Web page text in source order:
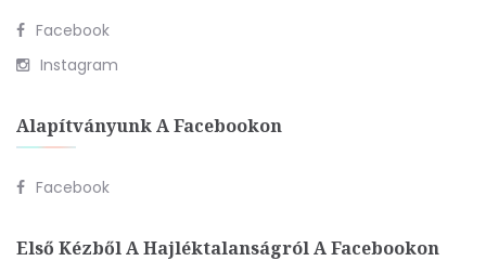
Facebook
Instagram
Alapítványunk A Facebookon
Facebook
Első Kézből A Hajléktalanságról A Facebookon